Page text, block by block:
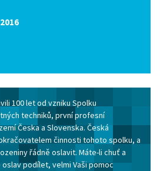
100 let od vzniku Spolku
techniků, první profesní
Česka a Slovenska. Česká
činnosti tohoto spolku, a
řádně oslavit. Máte-li chuť a
podílet, velmi Vaši pomoc